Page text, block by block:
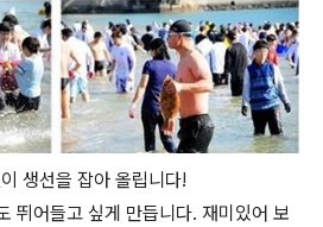
생선을 잡아 올립니다!
뛰어들고 싶게 만듭니다. 재미있어 보